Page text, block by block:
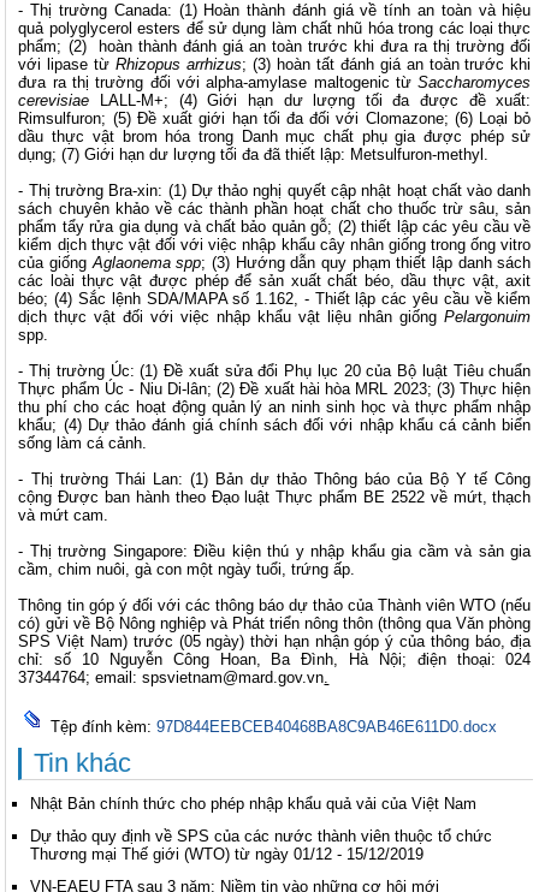
- Thị trường Canada: (1) Hoàn thành đánh giá về tính an toàn và hiệu
quả polyglycerol esters để sử dụng làm chất nhũ hóa trong các loại thực
phẩm; (2) hoàn thành đánh giá an toàn trước khi đưa ra thị trường đối
với lipase từRhizopus arrhizus; (3) hoàn tất đánh giá an toàn trước khi
đưa ra thị trường đối với alpha-amylase maltogenic từSaccharomyces
cerevisiae LALL-M+; (4) Giới hạn dư lượng tối đa được đề xuất:
Rimsulfuron; (5) Đề xuất giới hạn tối đa đối với Clomazone; (6) Loại bỏ
dầu thực vật brom hóa trong Danh mục chất phụ gia được phép sử
dụng; (7) Giới hạn dư lượng tối đa đã thiết lập: Metsulfuron-methyl.
- Thị trường Bra-xin: (1) Dự thảo nghị quyết cập nhật hoạt chất vào danh
sách chuyên khảo về các thành phần hoạt chất cho thuốc trừ sâu, sản
phẩm tẩy rửa gia dụng và chất bảo quản gỗ; (2) thiết lập các yêu cầu về
kiểm dịch thực vật đối với việc nhập khẩu cây nhân giống trong ống vitro
của giốngAglaonema spp; (3) Hướng dẫn quy phạm thiết lập danh sách
các loài thực vật được phép để sản xuất chất béo, dầu thực vật, axit
béo; (4) Sắc lệnh SDA/MAPA số 1.162, - Thiết lập các yêu cầu về kiểm
dịch thực vật đối với việc nhập khẩu vật liệu nhân giốngPelargonuim
spp.
- Thị trường Úc: (1) Đề xuất sửa đổi Phụ lục 20 của Bộ luật Tiêu chuẩn
Thực phẩm Úc - Niu Di-lân; (2) Đề xuất hài hòa MRL 2023; (3) Thực hiện
thu phí cho các hoạt động quản lý an ninh sinh học và thực phẩm nhập
khẩu; (4) Dự thảo đánh giá chính sách đối với nhập khẩu cá cảnh biển
sống làm cá cảnh.
- Thị trường Thái Lan: (1) Bản dự thảo Thông báo của Bộ Y tế Công
cộng Được ban hành theo Đạo luật Thực phẩm BE 2522 về mứt, thạch
và mứt cam.
- Thị trường Singapore: Điều kiện thú y nhập khẩu gia cầm và sản gia
cầm, chim nuôi, gà con một ngày tuổi, trứng ấp.
Thông tin góp ý đối với các thông báo dự thảo của Thành viên WTO (nếu
có) gửi về Bộ Nông nghiệp và Phát triển nông thôn (thông qua Văn phòng
SPS Việt Nam) trước (05 ngày) thời hạn nhận góp ý của thông báo, địa
chỉ: số 10 Nguyễn Công Hoan, Ba Đình, Hà Nội; điện thoại: 024
37344764; email:spsvietnam@mard.gov.vn.
Tệp đính kèm: 97D844EEBCEB40468BA8C9AB46E611D0.docx
Tin khác
Nhật Bản chính thức cho phép nhập khẩu quả vải của Việt Nam
Dự thảo quy định về SPS của các nước thành viên thuộc tổ chức
Thương mại Thế giới (WTO) từ ngày 01/12 - 15/12/2019
VN-EAEU FTA sau 3 năm: Niềm tin vào những cơ hội mới